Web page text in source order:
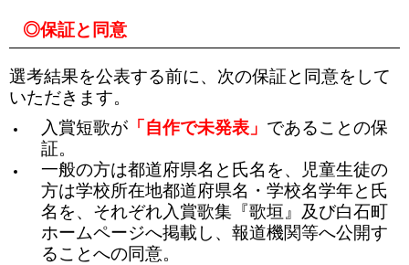
◎保証と同意
選考結果を公表する前に、次の保証と同意をして
いただきます。
入賞短歌が 「自作で未発表」 であることの保
証。
一般の方は都道府県名と氏名を、児童生徒の
方は学校所在地都道府県名・学校名学年と氏
名を、それぞれ入賞歌集『歌垣』及び白石町
ホームページへ掲載し、報道機関等へ公開す
ることへの同意。